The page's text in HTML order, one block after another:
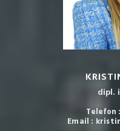
dipl.
Telefon
Email :